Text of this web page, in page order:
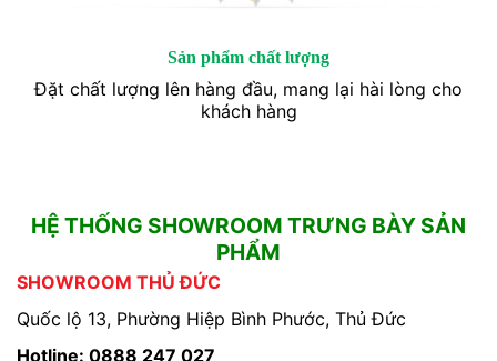
Sản phẩm chất lượng
Đặt chất lượng lên hàng đầu, mang lại hài lòng cho
khách hàng
HỆ THỐNG SHOWROOM TRƯNG BÀY SẢN
PHẨM
SHOWROOM THỦ ĐỨC
Quốc lộ 13, Phường Hiệp Bình Phước, Thủ Đức
Hotline: 0888 247 027